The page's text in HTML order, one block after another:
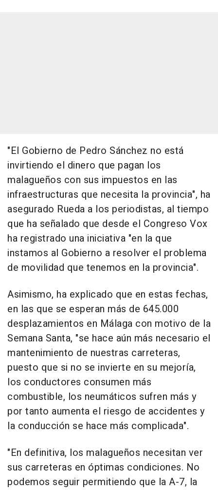
"El Gobierno de Pedro Sánchez no está
invirtiendo el dinero que pagan los
malagueños con sus impuestos en las
infraestructuras que necesita la provincia", ha
asegurado Rueda a los periodistas, al tiempo
que ha señalado que desde el Congreso Vox
ha registrado una iniciativa "en la que
instamos al Gobierno a resolver el problema
de movilidad que tenemos en la provincia".
Asimismo, ha explicado que en estas fechas,
en las que se esperan más de 645.000
desplazamientos en Málaga con motivo de la
Semana Santa, "se hace aún más necesario el
mantenimiento de nuestras carreteras,
puesto que si no se invierte en su mejoría,
los conductores consumen más
combustible, los neumáticos sufren más y
por tanto aumenta el riesgo de accidentes y
la conducción se hace más complicada".
"En definitiva, los malagueños necesitan ver
sus carreteras en óptimas condiciones. No
podemos seguir permitiendo que la A-7, la